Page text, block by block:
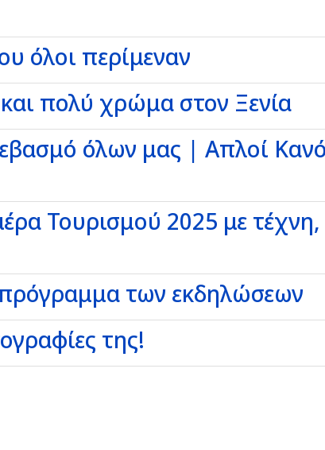
όλοι περίμεναν
πολύ χρώμα στον Ξενία
όλων μας | Απλοί
Τουρισμού 2025 με
πρόγραμμα των εκδηλώσεων
της!